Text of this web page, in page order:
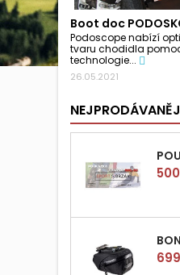
Boot doc
Podoscope nabízí
tvaru chodidla
technologie...
26.05.2021